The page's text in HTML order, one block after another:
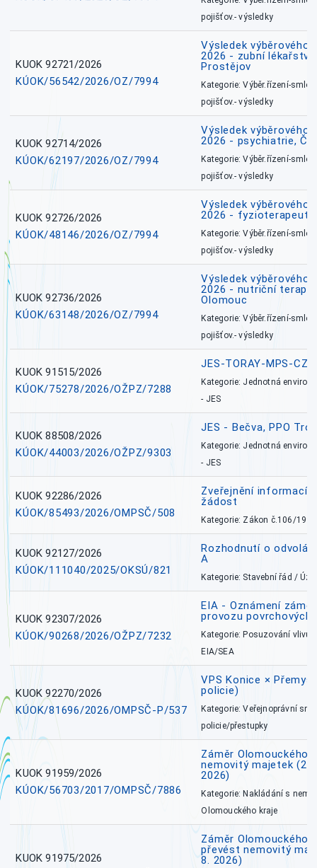
pojišťov.- výsledky
KUOK 92721/2026
KÚOK/56542/2026/OZ/7994
Výsledek výběrového
2026 - zubní
Prostějov
Kategorie: Výběr.řízení-
pojišťov.- výsledky
KUOK 92714/2026
KÚOK/62197/2026/OZ/7994
Výsledek výběrového
2026 - psychiatrie,
Kategorie: Výběr.řízení-
pojišťov.- výsledky
KUOK 92726/2026
KÚOK/48146/2026/OZ/7994
Výsledek výběrového
2026 - fyzioterapeut,
Kategorie: Výběr.řízení-
pojišťov.- výsledky
KUOK 92736/2026
KÚOK/63148/2026/OZ/7994
Výsledek výběrového
2026 - nutriční
Olomouc
Kategorie: Výběr.řízení-
pojišťov.- výsledky
KUOK 91515/2026
KÚOK/75278/2026/OŽPZ/7288
JES-TORAY-MPS-CZ
Kategorie: Jednotná
- JES
KUOK 88508/2026
KÚOK/44003/2026/OŽPZ/9303
JES - Bečva, PPO
Kategorie: Jednotná
- JES
KUOK 92286/2026
KÚOK/85493/2026/OMPSČ/508
Zveřejnění informací
žádost
Kategorie: Zákon č.106/1999
KUOK 92127/2026
KÚOK/111040/2025/OKSÚ/821
Rozhodnutí o
A
Kategorie: Stavební řád /
KUOK 92307/2026
KÚOK/90268/2026/OŽPZ/7232
EIA - Oznámení
provozu povrchových
Kategorie: Posuzování vlivů
EIA/SEA
KUOK 92270/2026
KÚOK/81696/2026/OMPSČ-P/537
VPS Konice ×
policie)
Kategorie: Veřejnoprávní
policie/přestupky
KUOK 91959/2026
KÚOK/56703/2017/OMPSČ/7886
Záměr Olomouckého
nemovitý majetek
2026)
Kategorie: Nakládání s
Olomouckého kraje
KUOK 91975/2026
Záměr Olomouckého
převést nemovitý
8. 2026)